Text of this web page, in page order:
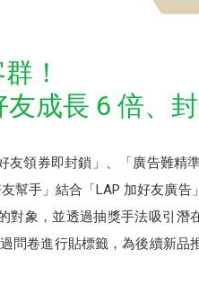
！
成長 6 倍、
友領券即封鎖」、「廣告難
幫手」結合「LAP 加好友廣
象，並透過抽獎手法吸引潛
問卷進行貼標籤，為後續新